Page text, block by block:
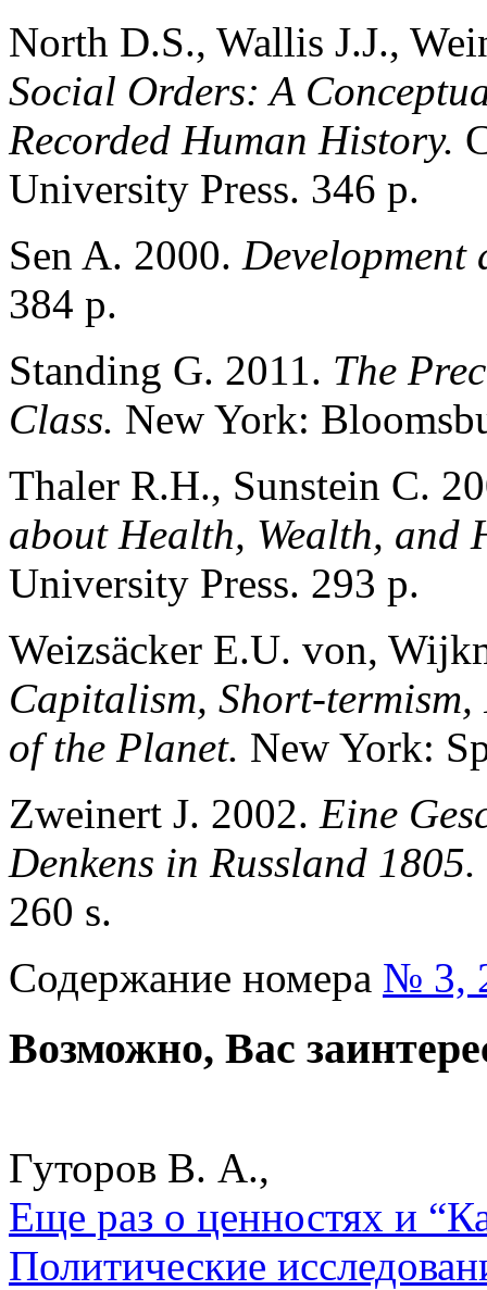
North D.S., Wallis J.J.,
Social Orders: A
Recorded Human History.
University Press. 346 p.
Sen A. 2000. Development
384 p.
Standing G. 2011. The
Class. New York:
Thaler R.H., Sunstein C.
about Health, Wealth, and
University Press. 293 p.
Weizsäcker E.U. von,
Capitalism, Short-
of the Planet. New York:
Zweinert J. 2002. Eine
Denkens in Russland 1805.
260 s.
Содержание номера № 3,
Возможно, Вас
Гуторов В. А.,
Еще раз о ценностях и
Политические